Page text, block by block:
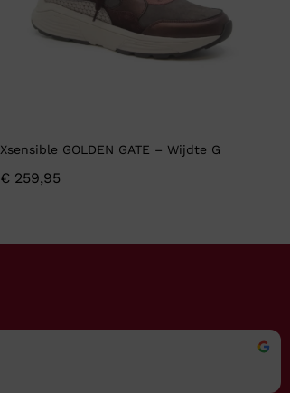
Xsensible GOLDEN GATE – Wijdte G
€ 259,95